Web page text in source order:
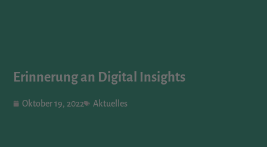
Erinnerung an Digital Insights
Oktober 19, 2022 Aktuelles